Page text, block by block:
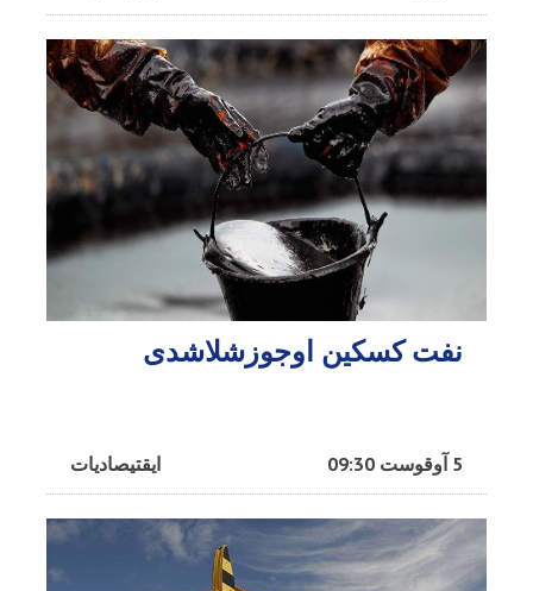
نفت کسکین اوجوزشلاشدی
ایقتیصادیات 5 آوقوست 09:30